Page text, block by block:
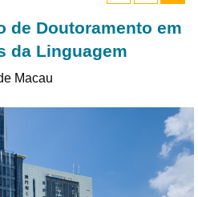
de Doutoramento em
da Linguagem
Macau